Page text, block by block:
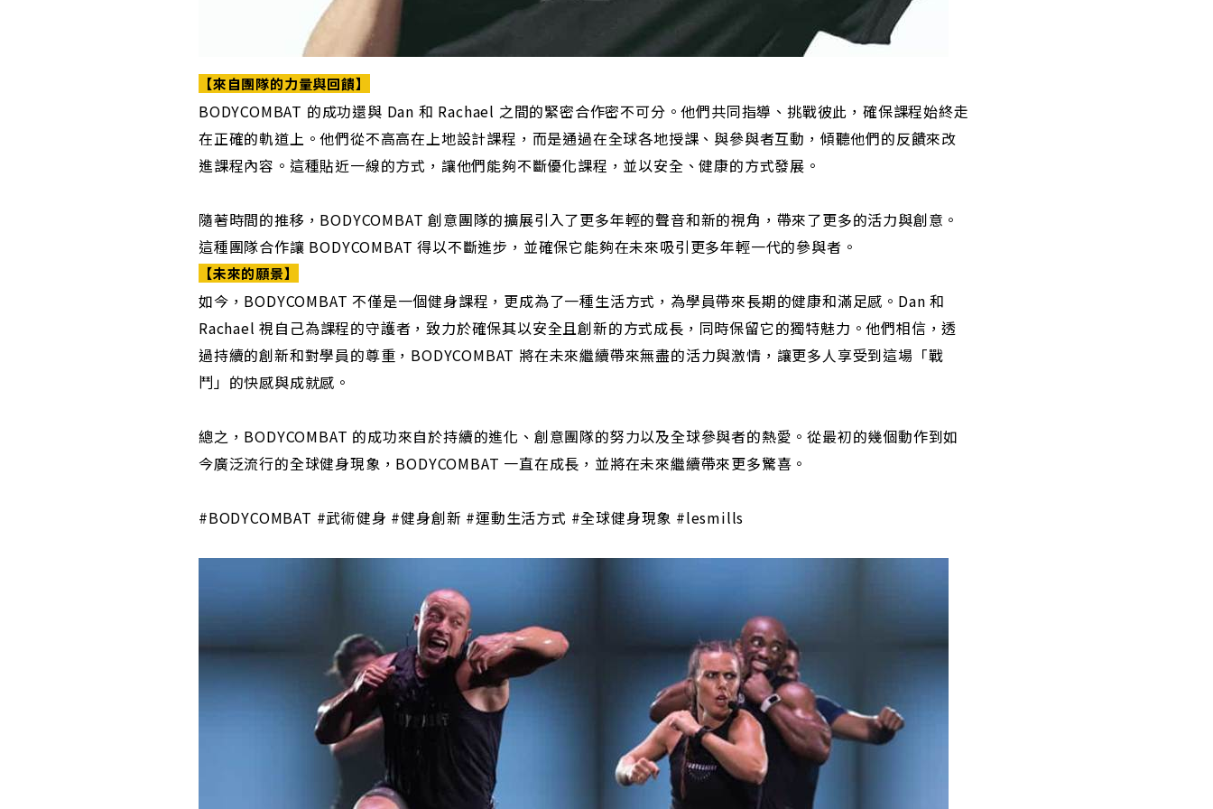
【來自團隊的力量與回饋】
BODYCOMBAT 的成功還與 Dan 和 Rachael 之間的緊密合作密不可分。他們共同指導、挑戰彼此，確保課程始終走
在正確的軌道上。他們從不高高在上地設計課程，而是通過在全球各地授課、與參與者互動，傾聽他們的反饋來改
進課程內容。這種貼近一線的方式，讓他們能夠不斷優化課程，並以安全、健康的方式發展。
隨著時間的推移，BODYCOMBAT 創意團隊的擴展引入了更多年輕的聲音和新的視角，帶來了更多的活力與創意。
這種團隊合作讓 BODYCOMBAT 得以不斷進步，並確保它能夠在未來吸引更多年輕一代的參與者。
【未來的願景】
如今，BODYCOMBAT 不僅是一個健身課程，更成為了一種生活方式，為學員帶來長期的健康和滿足感。Dan 和
Rachael 視自己為課程的守護者，致力於確保其以安全且創新的方式成長，同時保留它的獨特魅力。他們相信，透
過持續的創新和對學員的尊重，BODYCOMBAT 將在未來繼續帶來無盡的活力與激情，讓更多人享受到這場「戰
鬥」的快感與成就感。
總之，BODYCOMBAT 的成功來自於持續的進化、創意團隊的努力以及全球參與者的熱愛。從最初的幾個動作到如
今廣泛流行的全球健身現象，BODYCOMBAT 一直在成長，並將在未來繼續帶來更多驚喜。
#BODYCOMBAT #武術健身 #健身創新 #運動生活方式 #全球健身現象 #lesmills